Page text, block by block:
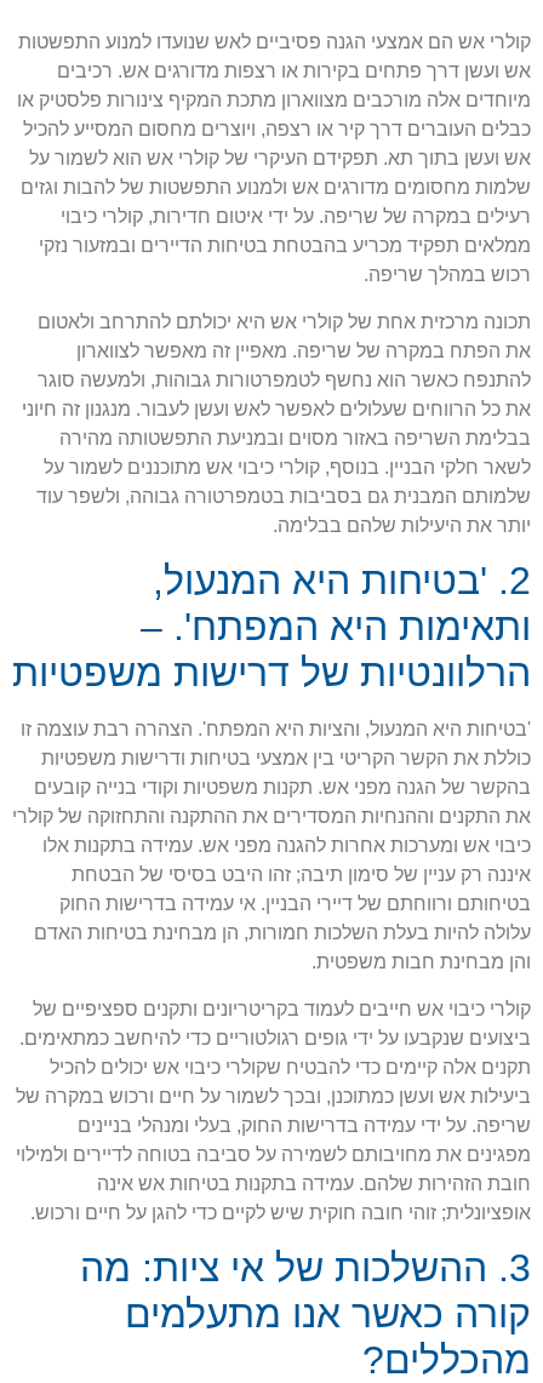
קולרי אש הם אמצעי הגנה פסיביים לאש שנועדו למנוע התפשטות
אש ועשן דרך פתחים בקירות או רצפות מדורגים אש. רכיבים
מיוחדים אלה מורכבים מצווארון מתכת המקיף צינורות פלסטיק או
כבלים העוברים דרך קיר או רצפה, ויוצרים מחסום המסייע להכיל
אש ועשן בתוך תא. תפקידם העיקרי של קולרי אש הוא לשמור על
שלמות מחסומים מדורגים אש ולמנוע התפשטות של להבות וגזים
רעילים במקרה של שריפה. על ידי איטום חדירות, קולרי כיבוי
ממלאים תפקיד מכריע בהבטחת בטיחות הדיירים ובמזעור נזקי
רכוש במהלך שריפה.
תכונה מרכזית אחת של קולרי אש היא יכולתם להתרחב ולאטום
את הפתח במקרה של שריפה. מאפיין זה מאפשר לצווארון
להתנפח כאשר הוא נחשף לטמפרטורות גבוהות, ולמעשה סוגר
את כל הרווחים שעלולים לאפשר לאש ועשן לעבור. מנגנון זה חיוני
בבלימת השריפה באזור מסוים ובמניעת התפשטותה מהירה
לשאר חלקי הבניין. בנוסף, קולרי כיבוי אש מתוכננים לשמור על
שלמותם המבנית גם בסביבות בטמפרטורה גבוהה, ולשפר עוד
יותר את היעילות שלהם בבלימה.
2. 'בטיחות היא המנעול,
ותאימות היא המפתח'. –
הרלוונטיות של דרישות משפטיות
'בטיחות היא המנעול, והציות היא המפתח'. הצהרה רבת עוצמה זו
כוללת את הקשר הקריטי בין אמצעי בטיחות ודרישות משפטיות
בהקשר של הגנה מפני אש. תקנות משפטיות וקודי בנייה קובעים
את התקנים וההנחיות המסדירים את ההתקנה והתחזוקה של קולרי
כיבוי אש ומערכות אחרות להגנה מפני אש. עמידה בתקנות אלו
איננה רק עניין של סימון תיבה; זהו היבט בסיסי של הבטחת
בטיחותם ורווחתם של דיירי הבניין. אי עמידה בדרישות החוק
עלולה להיות בעלת השלכות חמורות, הן מבחינת בטיחות האדם
והן מבחינת חבות משפטית.
קולרי כיבוי אש חייבים לעמוד בקריטריונים ותקנים ספציפיים של
ביצועים שנקבעו על ידי גופים רגולטוריים כדי להיחשב כמתאימים.
תקנים אלה קיימים כדי להבטיח שקולרי כיבוי אש יכולים להכיל
ביעילות אש ועשן כמתוכנן, ובכך לשמור על חיים ורכוש במקרה של
שריפה. על ידי עמידה בדרישות החוק, בעלי ומנהלי בניינים
מפגינים את מחויבותם לשמירה על סביבה בטוחה לדיירים ולמילוי
חובת הזהירות שלהם. עמידה בתקנות בטיחות אש אינה
אופציונלית; זוהי חובה חוקית שיש לקיים כדי להגן על חיים ורכוש.
3. ההשלכות של אי ציות: מה
קורה כאשר אנו מתעלמים
מהכללים?